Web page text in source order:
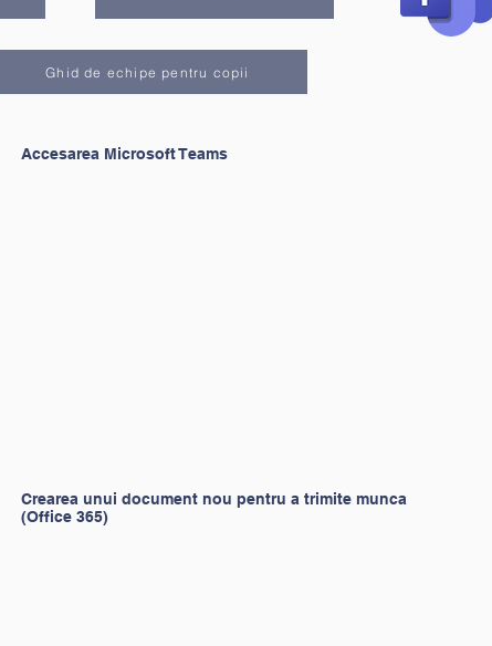
Ghid de echipe pentru copii
Accesarea Microsoft Teams
Crearea unui document nou pentru a trimite munca
(Office 365)